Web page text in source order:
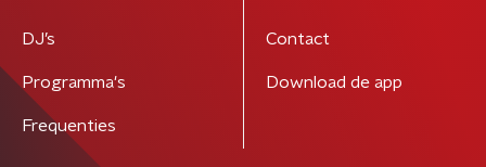
DJ’s
Programma's
Frequenties
Contact
Download de app